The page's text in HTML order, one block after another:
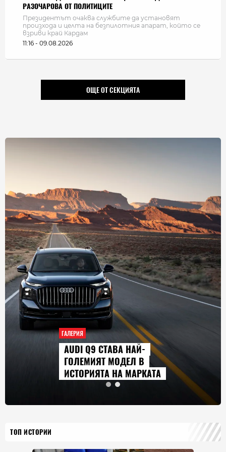
РАЗОЧАРОВА ОТ ПОЛИТИЦИТЕ
Президентът очаква службите да установят
произхода и целта на безпилотния апарат, който се
взриви край Кардам
11:16 - 09.08.2026
ОЩЕ ОТ СЕКЦИЯТА
ГАЛЕРИЯ
AUDI Q9 СТАВА НАЙ-
ГОЛЕМИЯТ МОДЕЛ В
ИСТОРИЯТА НА МАРКАТА
ТОП ИСТОРИИ